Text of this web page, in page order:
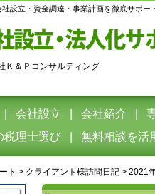
設立・資金調達・事業計画を徹底サポー
Ｋ＆Ｐコンサルティング
会社設立 会社紹介
税理士選び
無料相談を活
ト > クライアント様訪問日記 > 2021